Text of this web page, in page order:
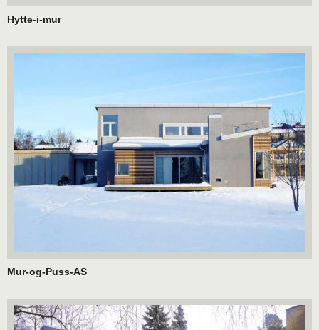
Hytte-i-mur
Mur-og-Puss-AS